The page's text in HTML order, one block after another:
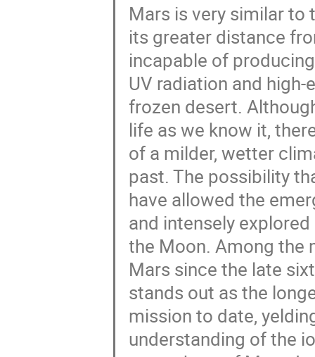
Mars is very similar
its greater distance
incapable of
UV radiation and
frozen desert.
life as we know it,
of a milder, wetter
past. The possibility
have allowed the
and intensely
the Moon. Among the
Mars since the late
stands out as the
mission to date,
understanding of the